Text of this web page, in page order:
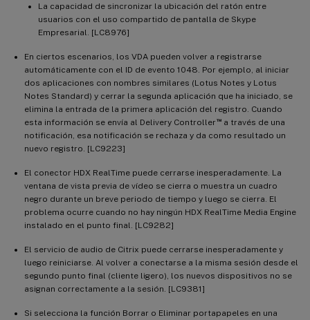
La capacidad de sincronizar la ubicación del ratón entre
usuarios con el uso compartido de pantalla de Skype
Empresarial. [LC8976]
En ciertos escenarios, los VDA pueden volver a registrarse
automáticamente con el ID de evento 1048. Por ejemplo, al iniciar
dos aplicaciones con nombres similares (Lotus Notes y Lotus
Notes Standard) y cerrar la segunda aplicación que ha iniciado, se
elimina la entrada de la primera aplicación del registro. Cuando
esta información se envía al Delivery Controller™a través de una
notificación, esa notificación se rechaza y da como resultado un
nuevo registro. [LC9223]
El conector HDX RealTime puede cerrarse inesperadamente. La
ventana de vista previa de vídeo se cierra o muestra un cuadro
negro durante un breve periodo de tiempo y luego se cierra. El
problema ocurre cuando no hay ningún HDX RealTime Media Engine
instalado en el punto final. [LC9282]
El servicio de audio de Citrix puede cerrarse inesperadamente y
luego reiniciarse. Al volver a conectarse a la misma sesión desde el
segundo punto final (cliente ligero), los nuevos dispositivos no se
asignan correctamente a la sesión. [LC9381]
Si selecciona la función Borrar o Eliminar portapapeles en una